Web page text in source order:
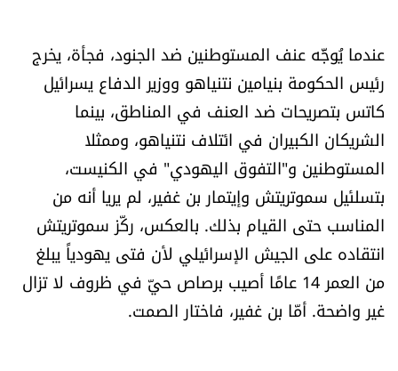
من نحن
للتواصل معنا
شروط الاستخدام
شروط الإشتراك
Digital solutions by
عندما يُوجَّه عنف المستوطنين ضد الجنود، فجأة، يخرج
رئيس الحكومة بنيامين نتنياهو ووزير الدفاع يسرائيل
كاتس بتصريحات ضد العنف في المناطق، بينما
الشريكان الكبيران في ائتلاف نتنياهو، وممثلا
المستوطنين و"التفوق اليهودي" في الكنيست،
بتسلئيل سموتريتش وإيتمار بن غفير، لم يريا أنه من
المناسب حتى القيام بذلك. بالعكس، ركّز سموتريتش
انتقاده على الجيش الإسرائيلي لأن فتى يهودياً يبلغ
من العمر 14 عامًا أصيب برصاص حيّ في ظروف لا تزال
غير واضحة. أمّا بن غفير، فاختار الصمت.